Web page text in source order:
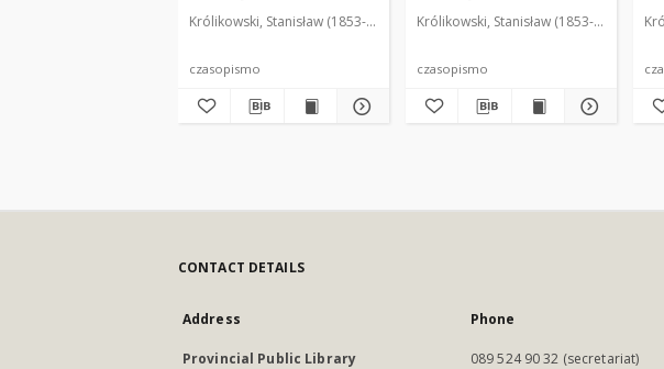
czasopismo poświęcone
Królikowski, Stanisław (1853-1924). Red.
czasopismo
czasopismo poświęcone
Królikowski, Stanisław (1853-1924). Red.
czasopismo
CONTACT DETAILS
Address
Provincial Public Library
Phone
089 524 90 32 (secretariat)